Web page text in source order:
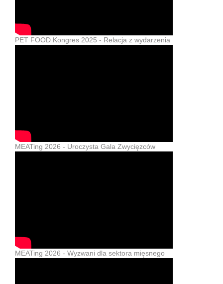
PET FOOD Kongres 2025 - Relacja z wydarzenia
MEATing 2026 - Uroczysta Gala Zwycięzców
MEATing 2026 - Wyzwani dla sektora mięsnego